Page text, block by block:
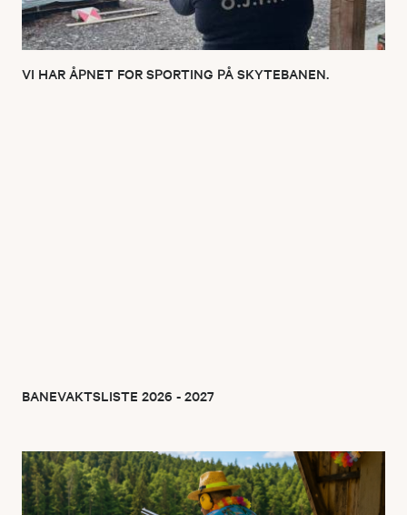
VI HAR ÅPNET FOR SPORTING PÅ SKYTEBANEN.
BANEVAKTSLISTE 2026 - 2027